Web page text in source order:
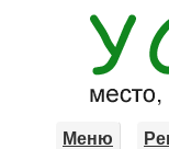
Меню